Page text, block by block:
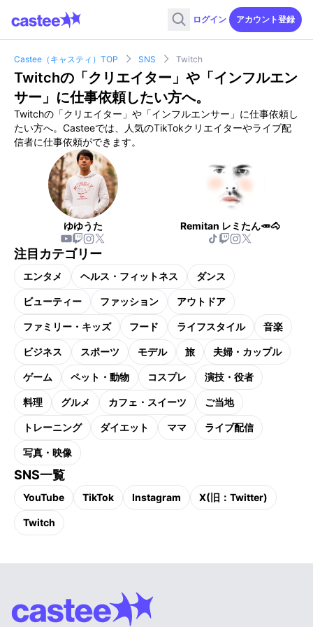
ログイン アカウント登録
Castee（キャスティ）TOP SNS Twitch
Twitchの「クリエイター」や「インフルエン
サー」に仕事依頼したい方へ。
Twitchの「クリエイター」や「インフルエンサー」に仕事依頼し
たい方へ。Casteeでは、人気のTikTokクリエイターやライブ配
信者に仕事依頼ができます。
ゆゆうた Remitan レミたん🥕🐴
注目カテゴリー
エンタメ ヘルス・フィットネス ダンス
ビューティー ファッション アウトドア
ファミリー・キッズ フード ライフスタイル 音楽
ビジネス スポーツ モデル 旅 夫婦・カップル
ゲーム ペット・動物 コスプレ 演技・役者
料理 グルメ カフェ・スイーツ ご当地
トレーニング ダイエット ママ ライブ配信
写真・映像
SNS一覧
YouTube TikTok Instagram X(旧：Twitter)
Twitch